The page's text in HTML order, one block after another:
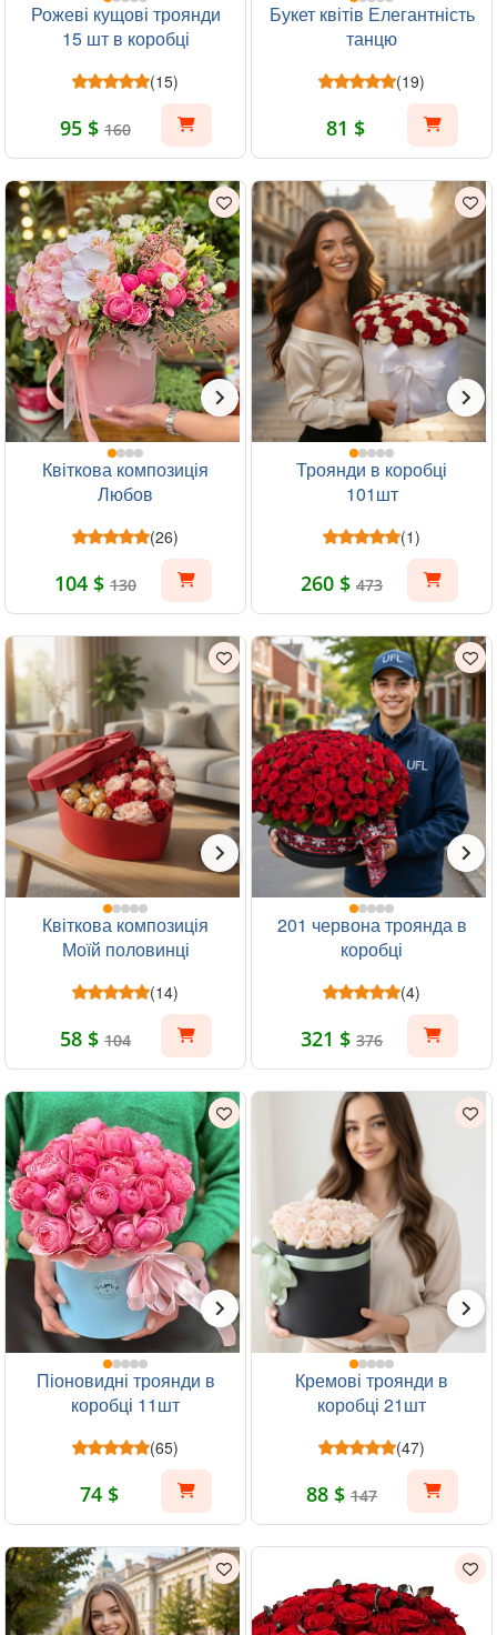
Рожеві кущові троянди
15 шт в коробці
(15)
95 $ 160
Букет квітів Елегантність
танцю
(19)
81 $
Квіткова композиція
Любов
(26)
104 $ 130
Троянди в коробці
101шт
(1)
260 $ 473
Квіткова композиція
Моїй половинці
(14)
58 $ 104
201 червона троянда в
коробці
(4)
321 $ 376
Піоновидні троянди в
коробці 11шт
(65)
74 $
Кремові троянди в
коробці 21шт
(47)
88 $ 147